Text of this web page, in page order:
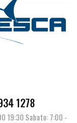
1278
19:30 Sabato: 7:00 -